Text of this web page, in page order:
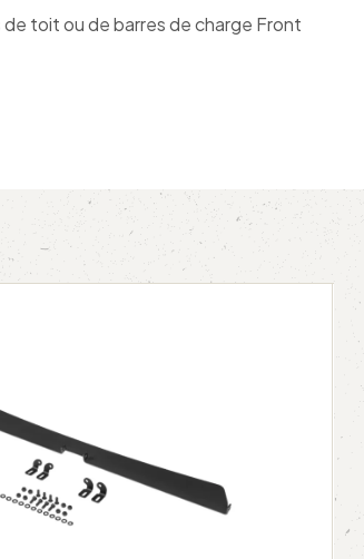
toit ou de barres de charge Front